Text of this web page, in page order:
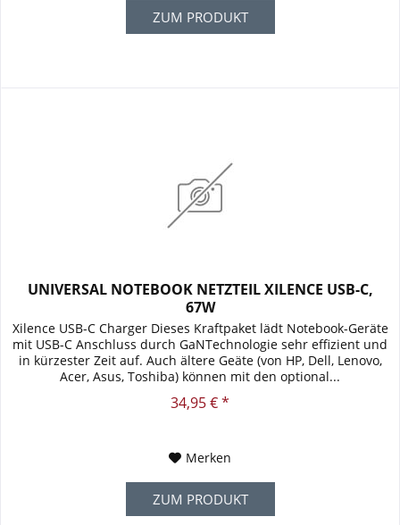
ZUM PRODUKT
UNIVERSAL NOTEBOOK NETZTEIL XILENCE USB-C,
67W
Xilence USB-C Charger Dieses Kraftpaket lädt Notebook-Geräte
mit USB-C Anschluss durch GaNTechnologie sehr effizient und
in kürzester Zeit auf. Auch ältere Geäte (von HP, Dell, Lenovo,
Acer, Asus, Toshiba) können mit den optional...
34,95 € *
Merken
ZUM PRODUKT